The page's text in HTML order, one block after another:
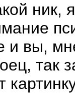
ник,
и вы,
так